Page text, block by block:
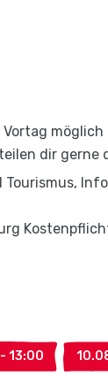
dir
13:00